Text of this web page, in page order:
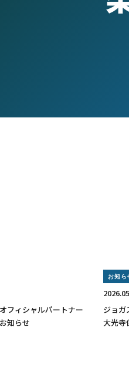
フィシャルパートナー
知らせ
お知ら
ジョガ
大光寺